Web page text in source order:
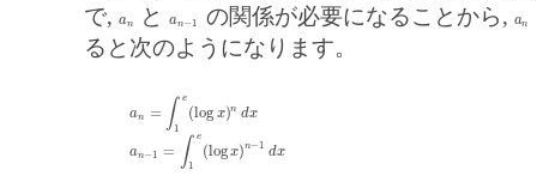
で, an
an とan− 1
an−1 の関係が必要になることから, an
an
ると次のようになります。
an = ∫ e
1
(log x)n dx
an= ∫1 (logx)nd x
an− 1 = ∫ e
1
(logx)n− 1 dx
an−1 =∫1 (logx)n−1dx